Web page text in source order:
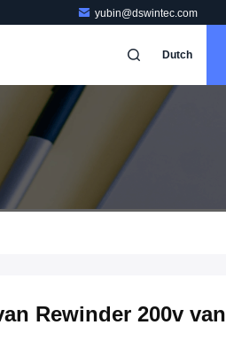
yubin@dswintec.com
Dutch
Rewinder 200v